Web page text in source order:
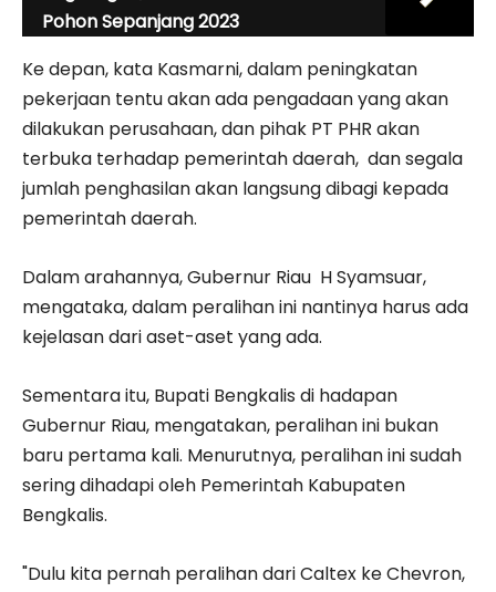
Pohon Sepanjang 2023
Ke depan, kata Kasmarni, dalam peningkatan
pekerjaan tentu akan ada pengadaan yang akan
dilakukan perusahaan, dan pihak PT PHR akan
terbuka terhadap pemerintah daerah, dan segala
jumlah penghasilan akan langsung dibagi kepada
pemerintah daerah.
Dalam arahannya, Gubernur Riau H Syamsuar,
mengataka, dalam peralihan ini nantinya harus ada
kejelasan dari aset-aset yang ada.
Sementara itu, Bupati Bengkalis di hadapan
Gubernur Riau, mengatakan, peralihan ini bukan
baru pertama kali. Menurutnya, peralihan ini sudah
sering dihadapi oleh Pemerintah Kabupaten
Bengkalis.
"Dulu kita pernah peralihan dari Caltex ke Chevron,